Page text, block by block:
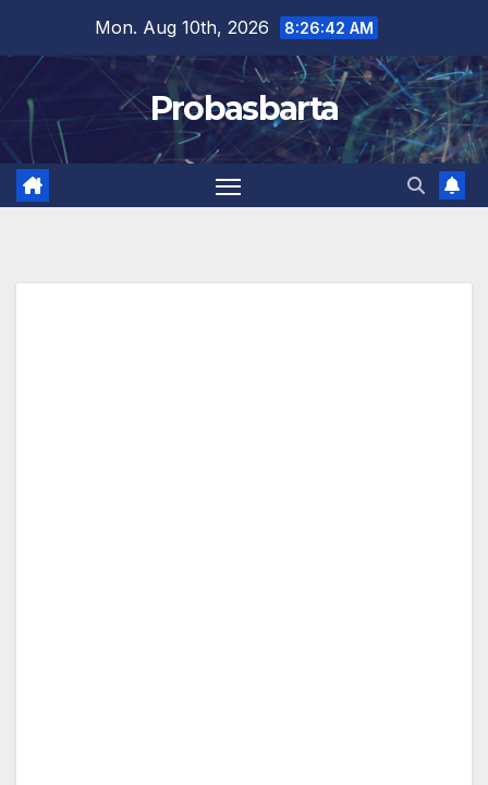
content
Mon. Aug 10th, 2026 8:26:42 AM
Probasbarta